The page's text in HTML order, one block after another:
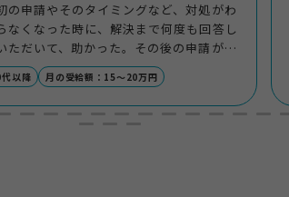
の申請やそのタイミングなど、対処がわ
なくなった時に、解決まで何度も回答し
ただいて、助かった。その後の申請がタ
ング良くできるように、スケジュールを
てくれてリードしてくれた。
以降 月の受給額：15〜20万円